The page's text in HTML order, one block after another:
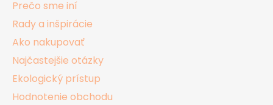
Prečo sme iní
Rady a inšpirácie
Ako nakupovať
Najčastejšie otázky
Ekologický prístup
Hodnotenie obchodu